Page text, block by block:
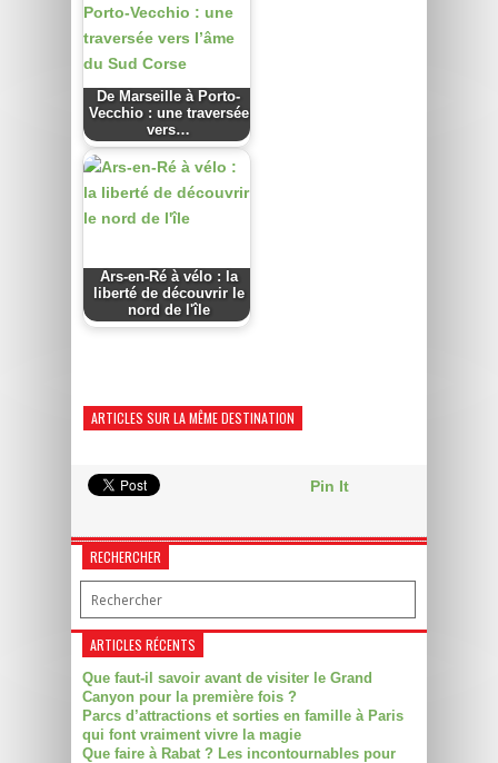
De Marseille à Porto-
Vecchio : une traversée
vers…
Ars-en-Ré à vélo : la
liberté de découvrir le
nord de l'île
ARTICLES SUR LA MÊME DESTINATION
Pin It
RECHERCHER
ARTICLES RÉCENTS
Que faut-il savoir avant de visiter le Grand
Canyon pour la première fois ?
Parcs d’attractions et sorties en famille à Paris
qui font vraiment vivre la magie
Que faire à Rabat ? Les incontournables pour